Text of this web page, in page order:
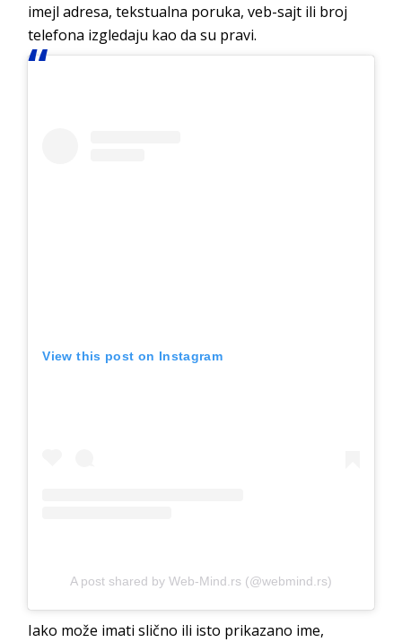
imejl adresa, tekstualna poruka, veb-sajt ili broj
telefona izgledaju kao da su pravi.
View this post on Instagram
A post shared by Web-Mind.rs (@webmind.rs)
Iako može imati slično ili isto prikazano ime,